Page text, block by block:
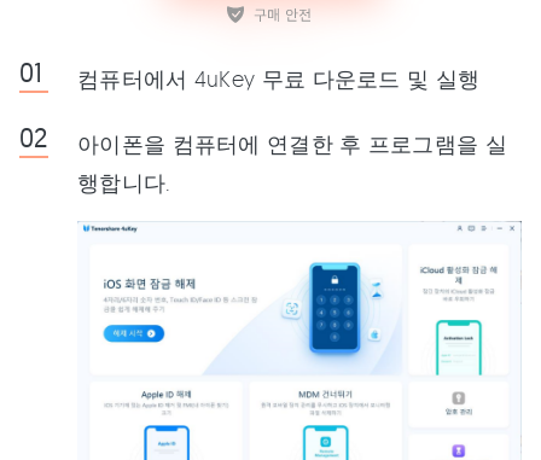
컴퓨터에서 4uKey 무료 다운로드 및 실행
아이폰을 컴퓨터에 연결한 후 프로그램을 실
행합니다.